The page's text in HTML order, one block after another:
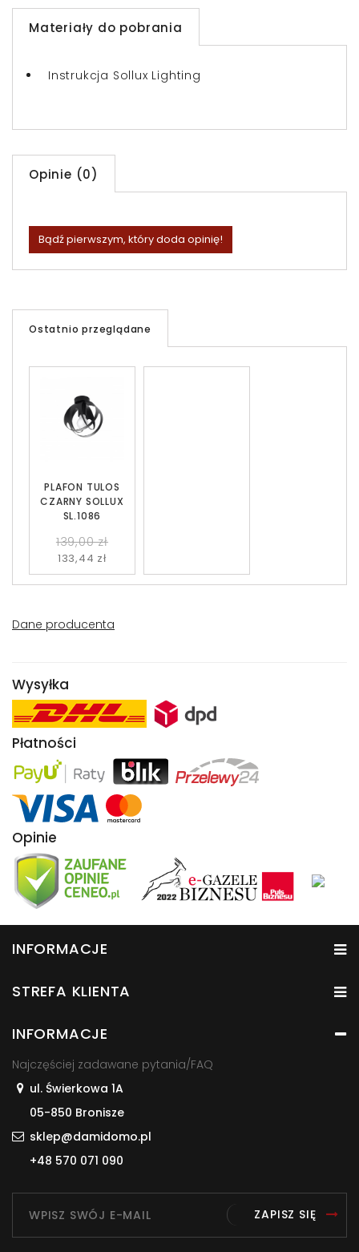
Materiały do pobrania
Instrukcja Sollux Lighting
Opinie (0)
Bądź pierwszym, który doda opinię!
Ostatnio przeglądane
PLAFON TULOS
CZARNY SOLLUX
SL.1086
139,00 zł
133,44 zł
Dane producenta
Wysyłka
Płatności
Opinie
INFORMACJE
STREFA KLIENTA
INFORMACJE
Najczęściej zadawane pytania/FAQ
ul. Świerkowa 1A
05-850 Bronisze
sklep@damidomo.pl
+48 570 071 090
ZAPISZ SIĘ